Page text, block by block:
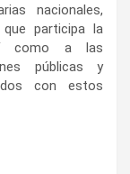
nacionales,
participa la
como a las
públicas y
con estos